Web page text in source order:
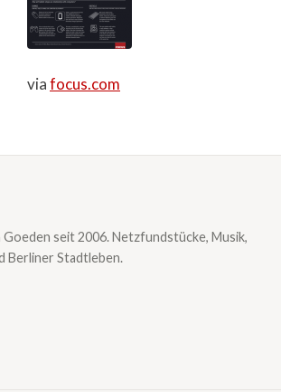
viafocus.com
Goeden seit 2006. Netzfundstücke, Musik,
Berliner Stadtleben.